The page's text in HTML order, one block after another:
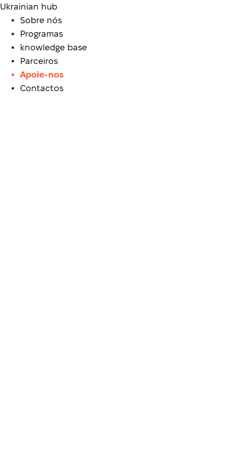
Ukrainian hub
Sobre nós
Programas
knowledge base
Parceiros
Apoie-nos
Contactos